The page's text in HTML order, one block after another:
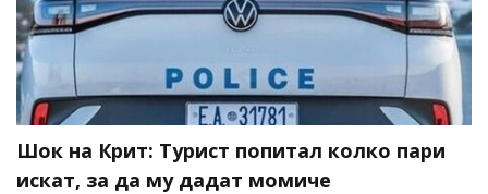
Шок на Крит: Турист попитал колко пари
искат, за да му дадат момиче